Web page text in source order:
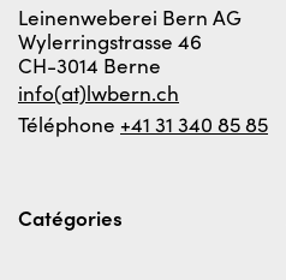
Leinenweberei Bern AG
Wylerringstrasse 46
CH-3014 Berne
info(at)lwbern.ch
Téléphone +41 31 340 85 85
Catégories